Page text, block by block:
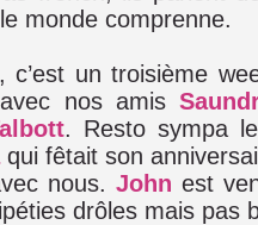
monde comprenne.
c’est un troisième
nos amis
. Resto sympa
qui fêtait son
nous. John est
drôles mais pas